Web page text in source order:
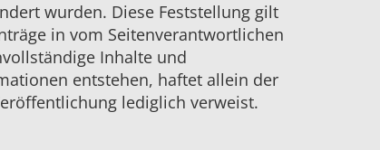
wurden. Diese Feststellung gilt
in vom Seitenverantwortlichen
Inhalte und
entstehen, haftet allein der
lediglich verweist.